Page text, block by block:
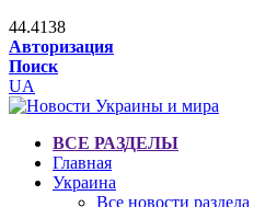
44.4138
Авторизация
Поиск
UA
ВСЕ РАЗДЕЛЫ
Главная
Украина
Все новости раздела